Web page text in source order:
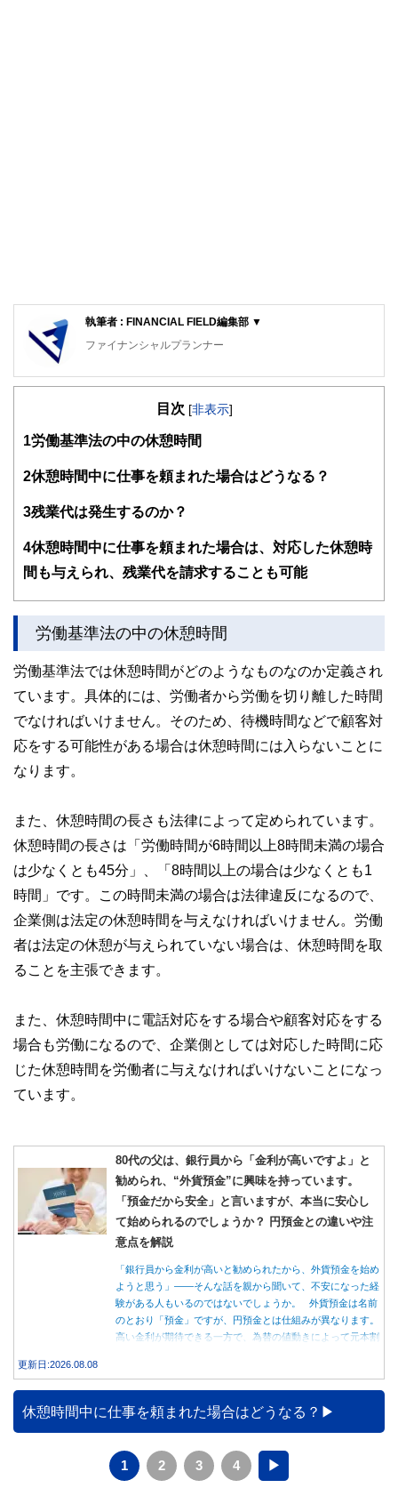
執筆者 : FINANCIAL FIELD編集部 ▼
ファイナンシャルプランナー
FinancialField編集部は、金融、経済に関する記事を、日々
知識がない方でも理解できるようわかりやすく発信していま
得者を中心に「お金や暮らし」に関する書籍・雑誌の編集経
験者で構成され、企画立案から記事掲載まですべての工程に
護士、税理士、宅地建物取引士、相続診断士、住宅ローンア
ドバイザー、DCプランナー、公認会計士、社会保険労務
士、行政書士、投資アナリスト、キャリアコンサルタントな
をわかりやすく発信している点です。
執筆者・監修者による執筆体制を築くことで、内容のわかり
やすさはもちろんのこと、読み応えのあるコンテンツと確か
な情報発信を実現しています。
コンシェルジュを目指します。
目次 [非表示]
1 労働基準法の中の休憩時間
2休憩時間中に仕事を頼まれた場合はどうなる？
3残業代は発生するのか？
4休憩時間中に仕事を頼まれた場合は、対応した休憩時
間も与えられ、残業代を請求することも可能
労働基準法の中の休憩時間
労働基準法では休憩時間がどのようなものなのか定義され
ています。具体的には、労働者から労働を切り離した時間
でなければいけません。そのため、待機時間などで顧客対
応をする可能性がある場合は休憩時間には入らないことに
なります。
また、休憩時間の長さも法律によって定められています。
休憩時間の長さは「労働時間が6時間以上8時間未満の場合
は少なくとも45分」、「8時間以上の場合は少なくとも1
時間」です。この時間未満の場合は法律違反になるので、
企業側は法定の休憩時間を与えなければいけません。労働
者は法定の休憩が与えられていない場合は、休憩時間を取
ることを主張できます。
また、休憩時間中に電話対応をする場合や顧客対応をする
場合も労働になるので、企業側としては対応した時間に応
じた休憩時間を労働者に与えなければいけないことになっ
ています。
80代の父は、銀行員から「金利が高いですよ」と
勧められ、“外貨預金”に興味を持っています。
「預金だから安全」と言いますが、本当に安心し
て始められるのでしょうか？ 円預金との違いや注
意点を解説
「銀行員から金利が高いと勧められたから、外貨預金を始め
ようと思う」――そんな話を親から聞いて、不安になった経
験がある人もいるのではないでしょうか。 外貨預金は名前
のとおり「預金」ですが、円預金とは仕組みが異なります。
高い金利が期待できる一方で、為替の値動きによって元本割
更新日:2026.08.08
休憩時間中に仕事を頼まれた場合はどうなる？
1 2 3 4 ▶